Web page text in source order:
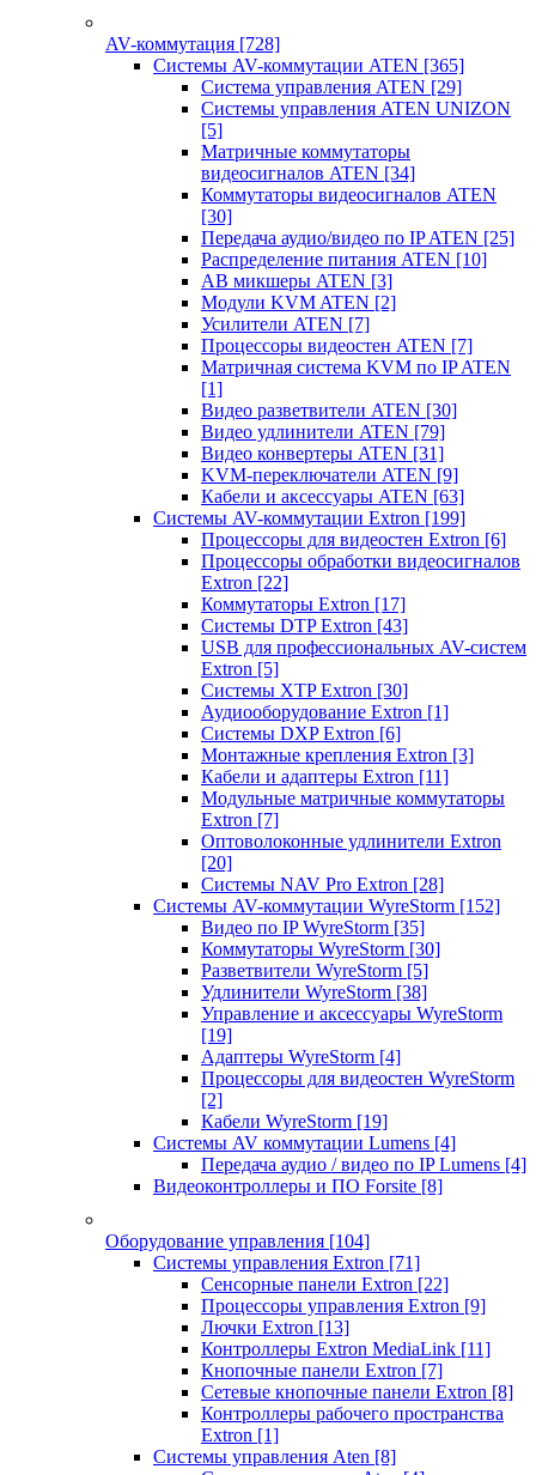
AV-коммутация [728]
Системы AV-коммутации ATEN [365]
Система управления ATEN [29]
Системы управления ATEN UNIZON
[5]
Матричные коммутаторы
видеосигналов ATEN [34]
Коммутаторы видеосигналов ATEN
[30]
Передача аудио/видео по IP ATEN [25]
Распределение питания ATEN [10]
АВ микшеры ATEN [3]
Модули KVM ATEN [2]
Усилители ATEN [7]
Процессоры видеостен ATEN [7]
Матричная система KVM по IP ATEN
[1]
Видео разветвители ATEN [30]
Видео удлинители ATEN [79]
Видео конвертеры ATEN [31]
KVM-переключатели ATEN [9]
Кабели и аксессуары ATEN [63]
Системы AV-коммутации Extron [199]
Процессоры для видеостен Extron [6]
Процессоры обработки видеосигналов
Extron [22]
Коммутаторы Extron [17]
Системы DTP Extron [43]
USB для профессиональных AV-систем
Extron [5]
Системы XTP Extron [30]
Аудиооборудование Extron [1]
Системы DXP Extron [6]
Монтажные крепления Extron [3]
Кабели и адаптеры Extron [11]
Модульные матричные коммутаторы
Extron [7]
Оптоволоконные удлинители Extron
[20]
Системы NAV Pro Extron [28]
Системы AV-коммутации WyreStorm [152]
Видео по IP WyreStorm [35]
Коммутаторы WyreStorm [30]
Разветвители WyreStorm [5]
Удлинители WyreStorm [38]
Управление и аксессуары WyreStorm
[19]
Адаптеры WyreStorm [4]
Процессоры для видеостен WyreStorm
[2]
Кабели WyreStorm [19]
Системы AV коммутации Lumens [4]
Передача аудио / видео по IP Lumens [4]
Видеоконтроллеры и ПО Forsite [8]
Оборудование управления [104]
Системы управления Extron [71]
Сенсорные панели Extron [22]
Процессоры управления Extron [9]
Лючки Extron [13]
Контроллеры Extron MediaLink [11]
Кнопочные панели Extron [7]
Сетевые кнопочные панели Extron [8]
Контроллеры рабочего пространства
Extron [1]
Системы управления Aten [8]